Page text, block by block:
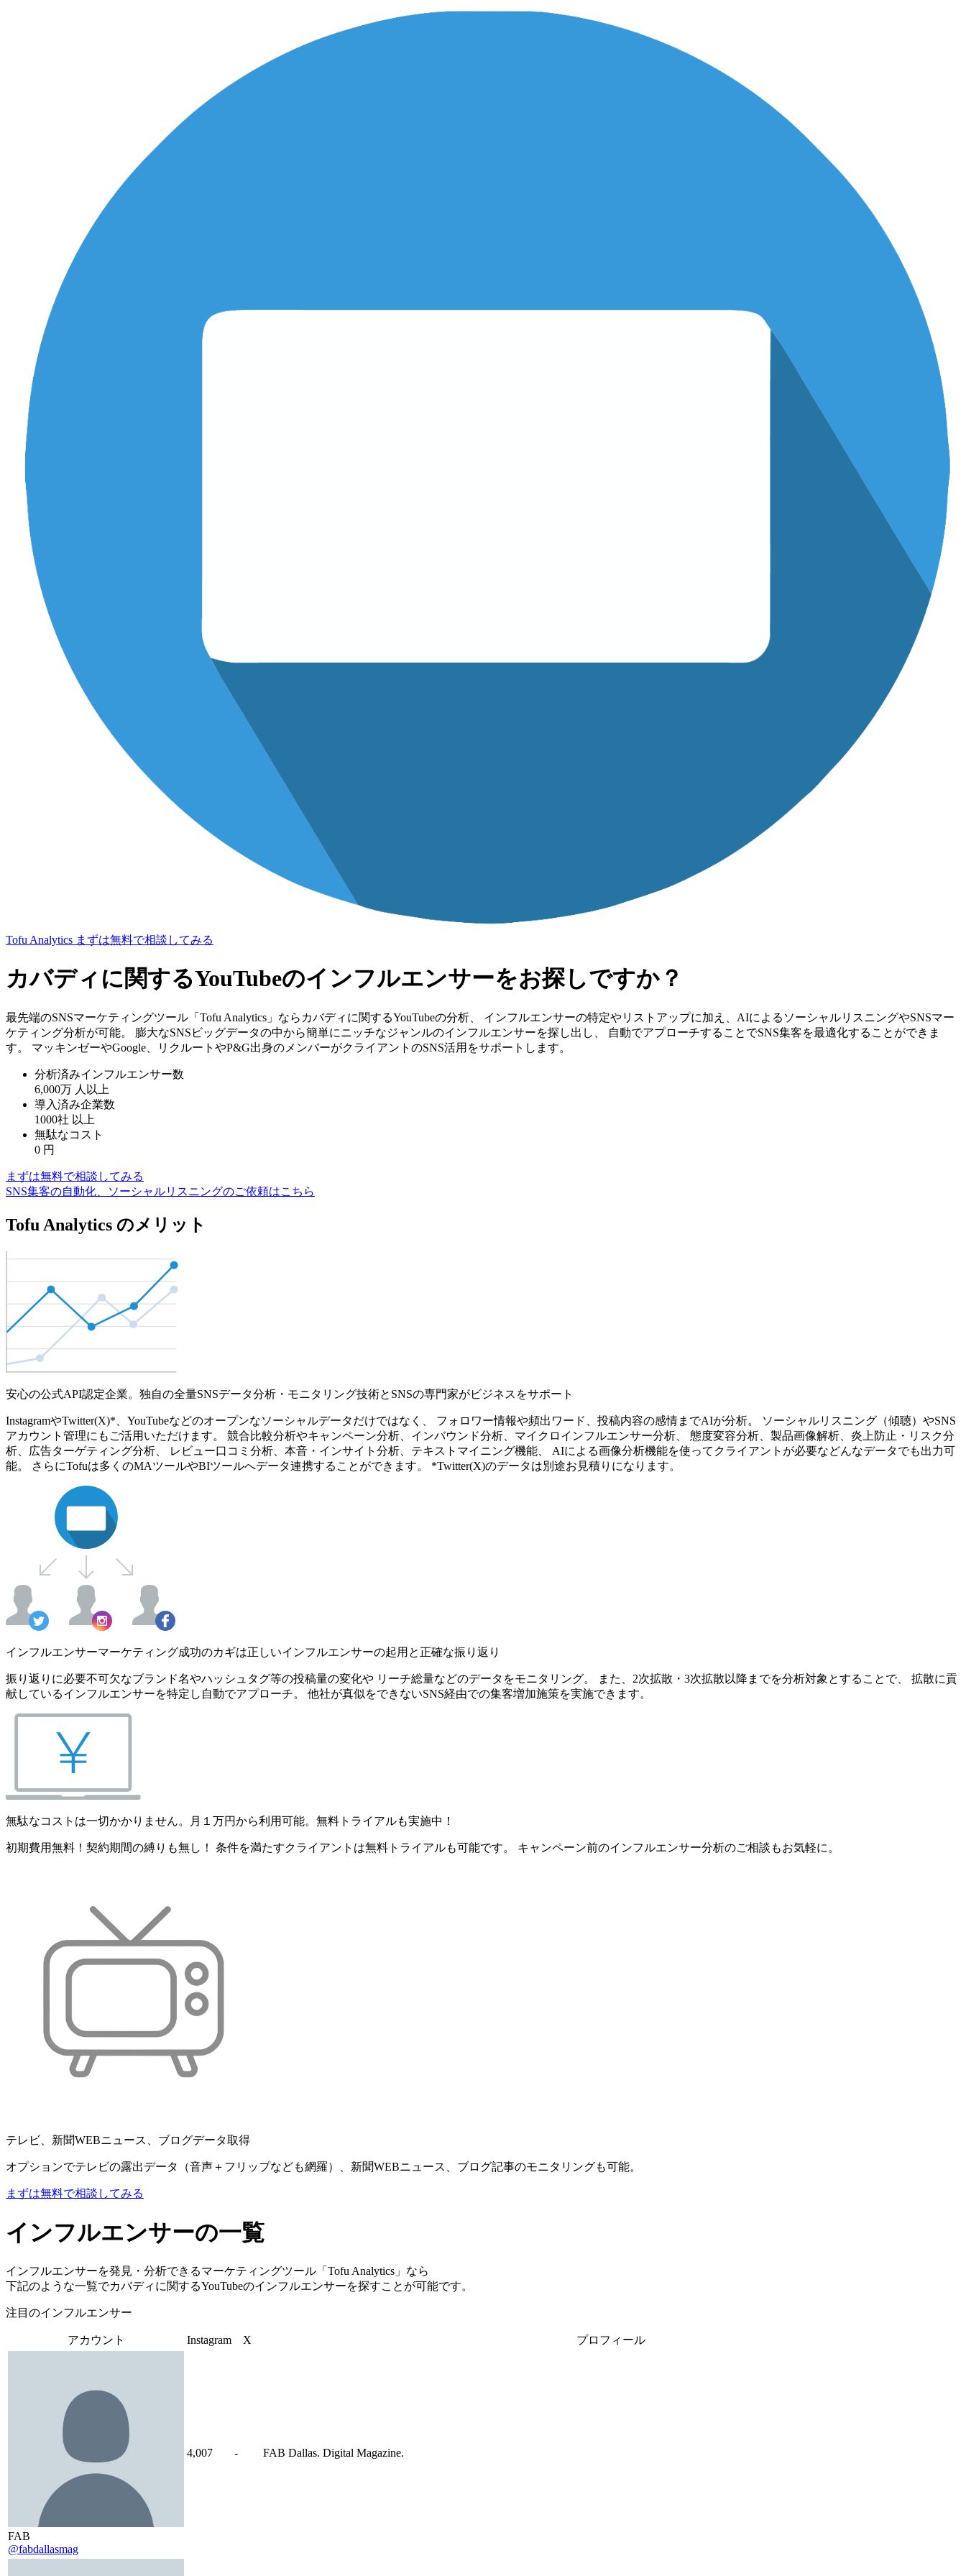
Tofu Analytics まずは無料で相談してみる
カバディに関するYouTubeのインフルエンサーをお探しですか？
最先端のSNSマーケティングツール「Tofu Analytics」ならカバディに関するYouTubeの分析、 インフルエンサーの特定やリストアップに加え、AIによるソーシャルリスニングやSNSマー
ケティング分析が可能。 膨大なSNSビッグデータの中から簡単にニッチなジャンルのインフルエンサーを探し出し、 自動でアプローチすることでSNS集客を最適化することができま
す。 マッキンゼーやGoogle、リクルートやP&G出身のメンバーがクライアントのSNS活用をサポートします。
分析済みインフルエンサー数
6,000万 人以上
導入済み企業数
1000社 以上
無駄なコスト
0 円
まずは無料で相談してみる
SNS集客の自動化、ソーシャルリスニングのご依頼はこちら
Tofu Analytics のメリット
安心の公式API認定企業。独自の全量SNSデータ分析・モニタリング技術とSNSの専門家がビジネスをサポート
InstagramやTwitter(X)*、YouTubeなどのオープンなソーシャルデータだけではなく、 フォロワー情報や頻出ワード、投稿内容の感情までAIが分析。 ソーシャルリスニング（傾聴）やSNS
アカウント管理にもご活用いただけます。 競合比較分析やキャンペーン分析、インバウンド分析、マイクロインフルエンサー分析、 態度変容分析、製品画像解析、炎上防止・リスク分
析、広告ターゲティング分析、 レビュー口コミ分析、本音・インサイト分析、テキストマイニング機能、 AIによる画像分析機能を使ってクライアントが必要などんなデータでも出力可
能。 さらにTofuは多くのMAツールやBIツールへデータ連携することができます。 *Twitter(X)のデータは別途お見積りになります。
インフルエンサーマーケティング成功のカギは正しいインフルエンサーの起用と正確な振り返り
振り返りに必要不可欠なブランド名やハッシュタグ等の投稿量の変化や リーチ総量などのデータをモニタリング。 また、2次拡散・3次拡散以降までを分析対象とすることで、 拡散に貢
献しているインフルエンサーを特定し自動でアプローチ。 他社が真似をできないSNS経由での集客増加施策を実施できます。
無駄なコストは一切かかりません。月１万円から利用可能。無料トライアルも実施中！
初期費用無料！契約期間の縛りも無し！ 条件を満たすクライアントは無料トライアルも可能です。 キャンペーン前のインフルエンサー分析のご相談もお気軽に。
テレビ、新聞WEBニュース、ブログデータ取得
オプションでテレビの露出データ（音声＋フリップなども網羅）、新聞WEBニュース、ブログ記事のモニタリングも可能。
まずは無料で相談してみる
インフルエンサーの一覧
インフルエンサーを発見・分析できるマーケティングツール「Tofu Analytics」なら
下記のような一覧でカバディに関するYouTubeのインフルエンサーを探すことが可能です。
注目のインフルエンサー
アカウント Instagram X プロフィール
FAB
@fabdallasmag
4,007 - FAB Dallas. Digital Magazine.